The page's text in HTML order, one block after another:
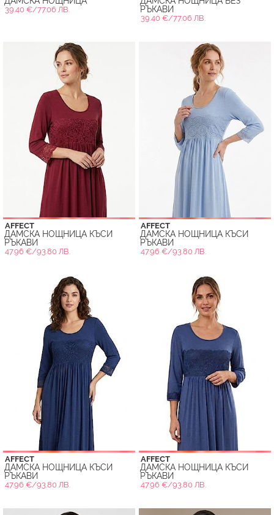
39.40 €/77.06 ЛВ.
РЪКАВИ
39.40 €/77.06 ЛВ.
AFFECT
ДАМСКА НОЩНИЦА КЪСИ
РЪКАВИ
47.96 €/93.80 ЛВ.
AFFECT
ДАМСКА НОЩНИЦА КЪСИ
РЪКАВИ
47.96 €/93.80 ЛВ.
AFFECT
ДАМСКА НОЩНИЦА КЪСИ
РЪКАВИ
47.96 €/93.80 ЛВ.
AFFECT
ДАМСКА НОЩНИЦА КЪСИ
РЪКАВИ
47.96 €/93.80 ЛВ.